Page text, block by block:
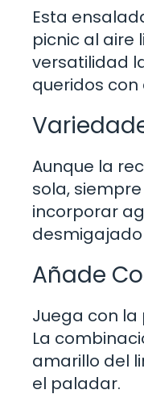
Esta
picnic al aire
versatilidad
queridos
Aunque la
sola,
incorporar
Añade
Juega con
La
amarillo del
el paladar.